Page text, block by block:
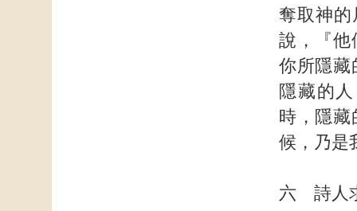
奪取神
說，『他
你所隱藏
隱藏的
時，隱藏
候，乃是
六 詩人